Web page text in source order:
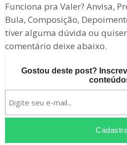
Funciona pra Valer? Anvisa,
Bula, Composição,
tiver alguma dúvida ou
comentário deixe abaixo.
Gostou deste post?